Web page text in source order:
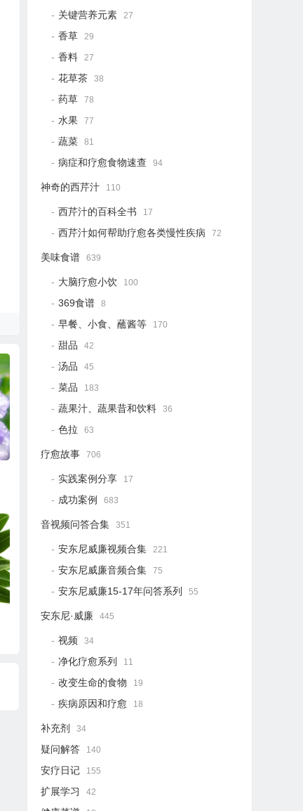
关键营养元素 27
香草 29
香料 27
花草茶 38
药草 78
水果 77
蔬菜 81
病症和疗愈食物速查 94
神奇的西芹汁 110
西芹汁的百科全书 17
西芹汁如何帮助疗愈各类慢性疾病 72
美味食谱 639
大脑疗愈小饮 100
369食谱 8
早餐、小食、蘸酱等 170
甜品 42
汤品 45
菜品 183
蔬果汁、蔬果昔和饮料 36
色拉 63
疗愈故事 706
实践案例分享 17
成功案例 683
音视频问答合集 351
安东尼威廉视频合集 221
安东尼威廉音频合集 75
安东尼威廉15-17年问答系列 55
安东尼·威廉 445
视频 34
净化疗愈系列 11
改变生命的食物 19
疾病原因和疗愈 18
补充剂 34
疑问解答 140
安疗日记 155
扩展学习 42